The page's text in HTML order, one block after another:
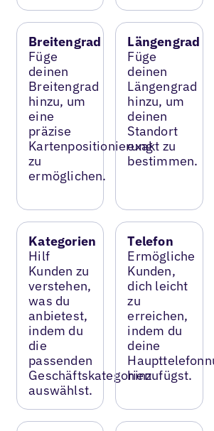
Breitengrad
Füge
deinen
Breitengrad
hinzu, um
eine
präzise
Kartenpositionierung
zu
ermöglichen.
Längengrad
Füge
deinen
Längengrad
hinzu, um
deinen
Standort
exakt zu
bestimmen.
Kategorien
Hilf
Kunden zu
verstehen,
was du
anbietest,
indem du
die
passenden
Geschäftskategorien
auswählst.
Telefon
Ermögliche
Kunden,
dich leicht
zu
erreichen,
indem du
deine
hinzufügst.